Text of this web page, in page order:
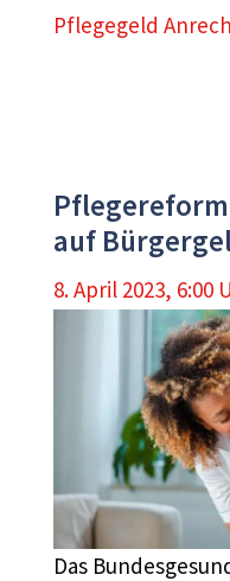
Pflegegeld
auf
8. April 2023, 6:00
Das